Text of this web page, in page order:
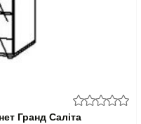
Гранд Саліта